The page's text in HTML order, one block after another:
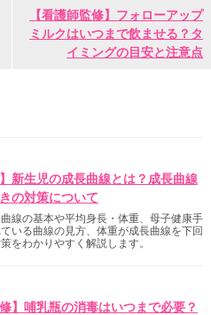
【看護師監修】フォローアップ
ミルクはいつまで飲ませる？タ
イミングの目安と注意点
】新生児の成長曲線とは？成長曲線
の対策について
線の基本や平均身長・体重、母子健康手
いる曲線の見方、体重が成長曲線を下回
をわかりやすく解説します。
修】哺乳瓶の消毒はいつまで必要？